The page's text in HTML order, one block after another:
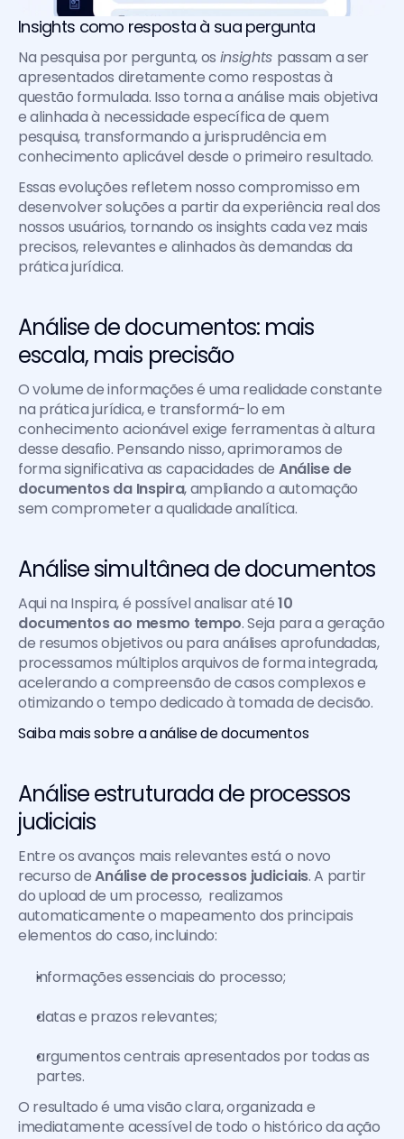
Insights como resposta à sua pergunta
Na pesquisa por pergunta, os insights passam a ser
apresentados diretamente como respostas à
questão formulada. Isso torna a análise mais objetiva
e alinhada à necessidade específica de quem
pesquisa, transformando a jurisprudência em
conhecimento aplicável desde o primeiro resultado.
Essas evoluções refletem nosso compromisso em
desenvolver soluções a partir da experiência real dos
nossos usuários, tornando os insights cada vez mais
precisos, relevantes e alinhados às demandas da
prática jurídica.
Análise de documentos: mais
escala, mais precisão
O volume de informações é uma realidade constante
na prática jurídica, e transformá-lo em
conhecimento acionável exige ferramentas à altura
desse desafio. Pensando nisso, aprimoramos de
forma significativa as capacidades de Análise de
documentos da Inspira, ampliando a automação
sem comprometer a qualidade analítica.
Análise simultânea de documentos
Aqui na Inspira, é possível analisar até 10
documentos ao mesmo tempo. Seja para a geração
de resumos objetivos ou para análises aprofundadas,
processamos múltiplos arquivos de forma integrada,
acelerando a compreensão de casos complexos e
otimizando o tempo dedicado à tomada de decisão.
Saiba mais sobre a análise de documentos
Análise estruturada de processos
judiciais
Entre os avanços mais relevantes está o novo
recurso de Análise de processos judiciais. A partir
do upload de um processo,  realizamos
automaticamente o mapeamento dos principais
elementos do caso, incluindo:
informações essenciais do processo;
datas e prazos relevantes;
argumentos centrais apresentados por todas as
partes.
O resultado é uma visão clara, organizada e
imediatamente acessível de todo o histórico da ação